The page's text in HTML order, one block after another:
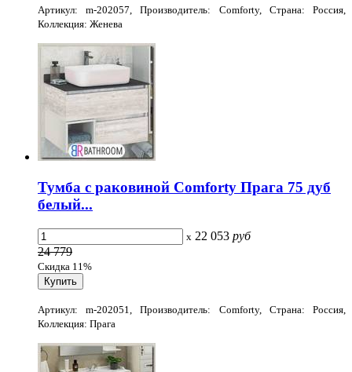
Артикул: m-202057, Производитель: Comforty, Страна: Россия,
Коллекция: Женева
Тумба с раковиной Comforty Прага 75 дуб
белый...
x 22 053 руб
24 779
Скидка 11%
Артикул: m-202051, Производитель: Comforty, Страна: Россия,
Коллекция: Прага